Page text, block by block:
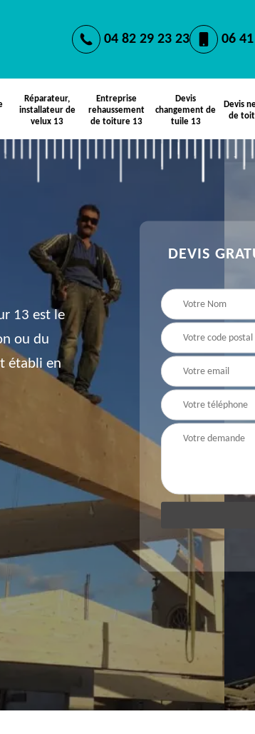
04 82 29 23 23 06
Réparateur,
installateur de
velux 13
Entreprise
rehaussement
de toiture 13
Devis
changement de
tuile 13
Devis
de
13 est le
ou du
établi en
DEVIS